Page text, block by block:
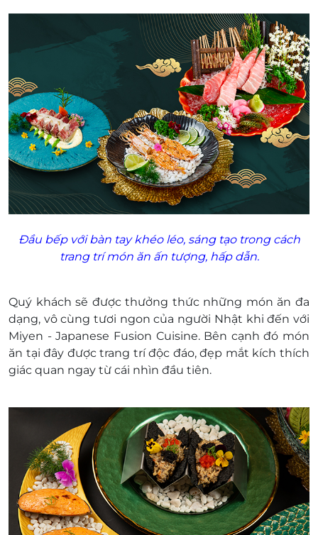
Đầu bếp với bàn tay khéo léo, sáng tạo trong cách
trang trí món ăn ấn tượng, hấp dẫn.
Quý khách sẽ được thưởng thức những món ăn đa
dạng, vô cùng tươi ngon của người Nhật khi đến với
Miyen - Japanese Fusion Cuisine. Bên cạnh đó món
ăn tại đây được trang trí độc đáo, đẹp mắt kích thích
giác quan ngay từ cái nhìn đầu tiên.